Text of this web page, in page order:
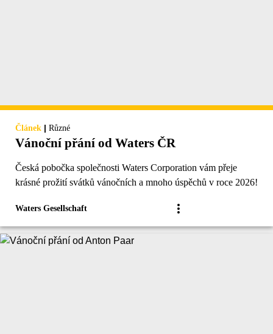
Článek | Různé
Vánoční přání od Waters ČR
Česká pobočka společnosti Waters Corporation vám přeje
krásné prožití svátků vánočních a mnoho úspěchů v roce 2026!
Waters Gesellschaft